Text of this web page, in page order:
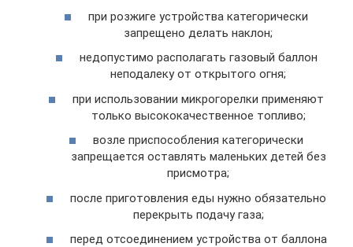
при розжиге устройства категорически
запрещено делать наклон;
недопустимо располагать газовый баллон
неподалеку от открытого огня;
при использовании микрогорелки применяют
только высококачественное топливо;
возле приспособления категорически
запрещается оставлять маленьких детей без
присмотра;
после приготовления еды нужно обязательно
перекрыть подачу газа;
перед отсоединением устройства от баллона